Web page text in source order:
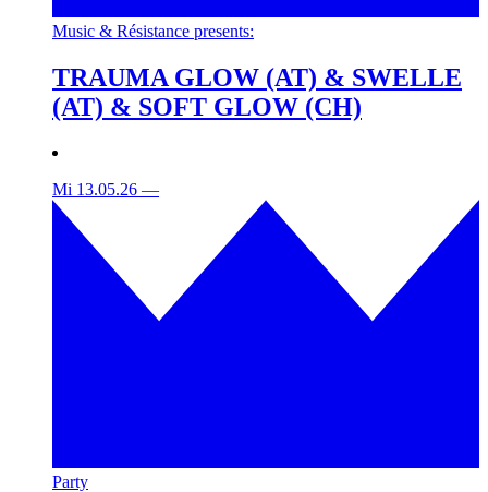
Music & Résistance presents:
TRAUMA GLOW (AT) & SWELLE
(AT) & SOFT GLOW (CH)
Mi 13.05.26 —
Party